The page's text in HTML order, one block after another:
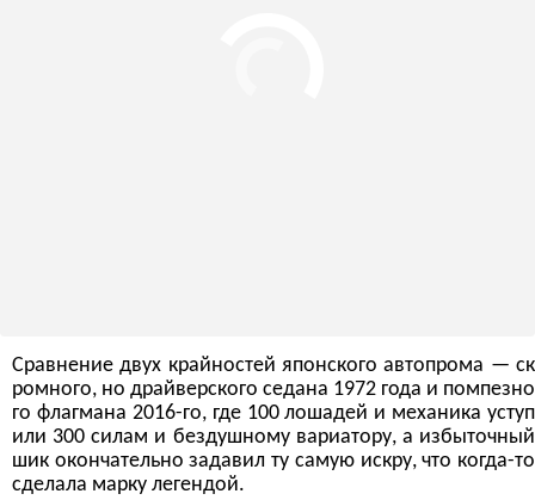
Сравнение двух крайностей японского автопрома — ск
ромного, но драйверского седана 1972 года и помпезно
го флагмана 2016-го, где 100 лошадей и механика уступ
или 300 силам и бездушному вариатору, а избыточный
шик окончательно задавил ту самую искру, что когда-то
сделала марку легендой.